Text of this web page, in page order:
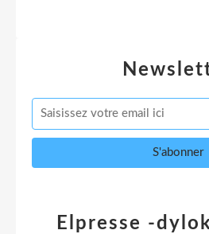
Elpresse -